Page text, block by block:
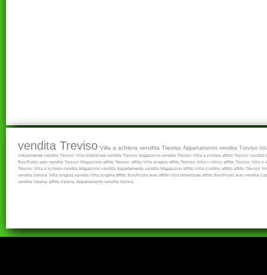
vendita Treviso Villa a schiera vendita Treviso Appartamento vendita Treviso
Indipendente vendita Treviso Villa bifamiliare vendita Treviso Magazzino vendita Treviso Villa a schiera affitto Treviso vendita
Box/Posto auto vendita Treviso Magazzino affitto Treviso affitto Villa singola affitto Treviso Villa o villino affitto Treviso Villa o
Treviso Villa a schiera vendita Magazzino vendita Appartamento vendita Magazzino affitto Villa o villino affitto affitto Treviso
vendita Verona Villa singola vendita Villa singola affitto Box/Posto auto affitto Villa bifamiliare affitto Box/Posto auto vendita
vendita Verona affitto Verona Appartamento vendita Verona